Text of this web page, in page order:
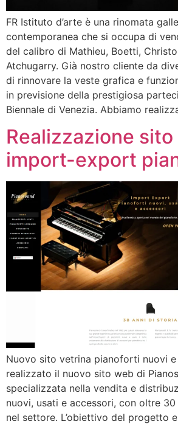
FR Istituto d’arte è una rinomata
contemporanea che si occupa di
del calibro di Mathieu, Boetti,
Atchugarry. Già nostro cliente da
di rinnovare la veste grafica e
in previsione della prestigiosa
Biennale di Venezia. Abbiamo
Realizzazione
import-export
Nuovo sito vetrina pianoforti nuovi
realizzato il nuovo sito web di
specializzata nella vendita e
nuovi, usati e accessori, con oltre
nel settore. L’obiettivo del progetto